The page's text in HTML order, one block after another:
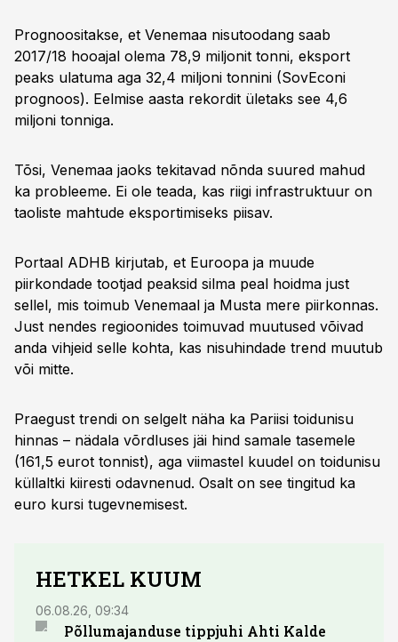
Prognoositakse, et Venemaa nisutoodang saab
2017/18 hooajal olema 78,9 miljonit tonni, eksport
peaks ulatuma aga 32,4 miljoni tonnini (SovEconi
prognoos). Eelmise aasta rekordit ületaks see 4,6
miljoni tonniga.
Tõsi, Venemaa jaoks tekitavad nõnda suured mahud
ka probleeme. Ei ole teada, kas riigi infrastruktuur on
taoliste mahtude eksportimiseks piisav.
Portaal ADHB kirjutab, et Euroopa ja muude
piirkondade tootjad peaksid silma peal hoidma just
sellel, mis toimub Venemaal ja Musta mere piirkonnas.
Just nendes regioonides toimuvad muutused võivad
anda vihjeid selle kohta, kas nisuhindade trend muutub
või mitte.
Praegust trendi on selgelt näha ka Pariisi toidunisu
hinnas – nädala võrdluses jäi hind samale tasemele
(161,5 eurot tonnist), aga viimastel kuudel on toidunisu
küllaltki kiiresti odavnenud. Osalt on see tingitud ka
euro kursi tugevnemisest.
HETKEL KUUM
06.08.26, 09:34
Põllumajanduse tippjuhi Ahti Kalde